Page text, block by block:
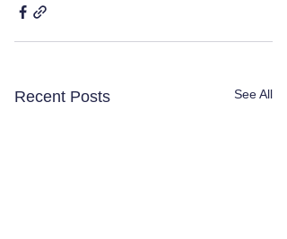
Recent Posts See All